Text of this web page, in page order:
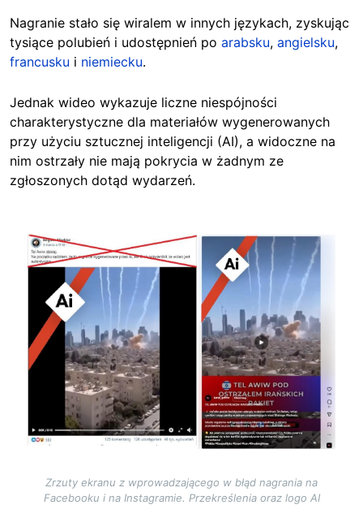
Nagranie stało się wiralem w innych językach, zyskując
tysiące polubień i udostępnień po arabsku, angielsku,
francusku i niemiecku.
Jednak wideo wykazuje liczne niespójności
charakterystyczne dla materiałów wygenerowanych
przy użyciu sztucznej inteligencji (AI), a widoczne na
nim ostrzały nie mają pokrycia w żadnym ze
zgłoszonych dotąd wydarzeń.
Image
Zrzuty ekranu z wprowadzającego w błąd nagrania na
Facebooku i na Instagramie. Przekreślenia oraz logo AI